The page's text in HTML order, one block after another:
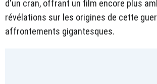
d'un cran, offrant un film encore plus
révélations sur les origines de cette
affrontements gigantesques.